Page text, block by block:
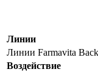
Линии
Линии Farmavita
Воздействие